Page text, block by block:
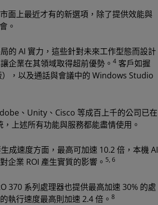
面上最近才有的新選項，除了提供效能與
。
的 AI 實力，這些針對未來工作型態而設計
企業在其領域取得超前優勢。 4 客戶如握
，以及通話與會議中的 Windows Studio
、Unity、Cisco 等成百上千的公司已在
上述所有功能與服務都能盡情使用。
成速度方面，最高可加速 10.2 倍，本機 AI
企業 ROI 產生實質的影響。 5, 6
370 系列處理器也提供最高加速 30% 的處
執行速度最高則加速 2.4 倍。 8